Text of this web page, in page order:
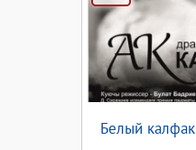
Белый калфак